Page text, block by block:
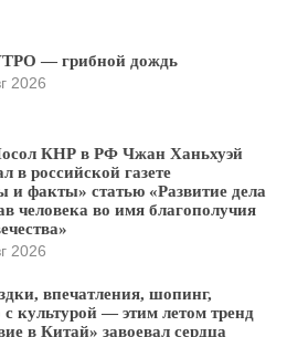
— грибной дождь
2026
КНР в РФ Чжан Ханьхуэй
в российской газете
и факты» статью «Развитие дела
человека во имя благополучия
2026
впечатления, шопинг,
с культурой — этим летом тренд
в Китай» завоевал сердца